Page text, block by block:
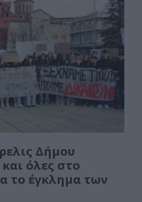
Δήμου
όλες στο
το έγκλημα των